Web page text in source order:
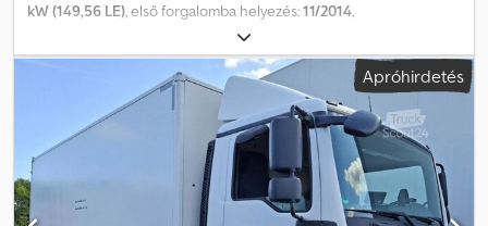
kW (149,56 LE), első forgalomba helyezés:11/2014,
, saját tömeg:
2 070 kg, össztömeg:7 490 kg, tengelyelrendezés:4x2, tengelytáv:
, következő vizsga (TÜV):02/2027 , üzemanyag:dízel, szín:
, vezetőfülke: , hajtástípus: automata
, kibocsátási
Euro 6 , felfüggesztés:egyéb, ülések száma: 2, teljes hossz:
7 350 mm
5 415 mm , rakodótér szélesség: 2 500
mm
2 120 mm , Gyártási év: 2014, építési
magasság:
, Felszereltség:ABS, Vásárlás vagy beszámítás
a következőkre: - Kishaszonjárművek - Targoncák -
Apróhirdetés